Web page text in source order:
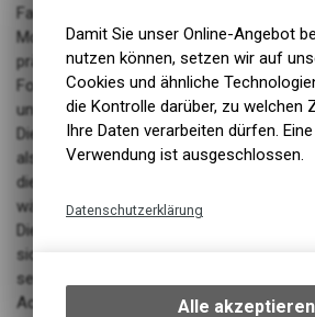
Face ist dein treuer Begleiter für Trail,
Mountainbikes. Gefertigt aus robustem
präsentiert sich dieses Pedal mit einer
Form, die im Bereich der Achse
unvergleichliches Fahrgefühl und
Die 11 strategisch platzierten Pins auf
als beim Vorgänger – sind mit
die deinen Fuss in Position halten und
während der Fahrt zum Kinderspiel
Diese kleinen Teufel hinterlassen ihre
sich über die kleinen Eindrücke im
seinem grossen Bruder kannst du auch
Achsen, Lager und Pins nach Belieben
Damit Sie unser Online-Angebot
nutzen können, setzen wir auf
Cookies und ähnliche
die Kontrolle darüber, zu welchen
Ihre Daten verarbeiten dürfen.
Verwendung ist ausgeschlossen.
Datenschutzerklärung
bestimmte
Alle akzeptieren